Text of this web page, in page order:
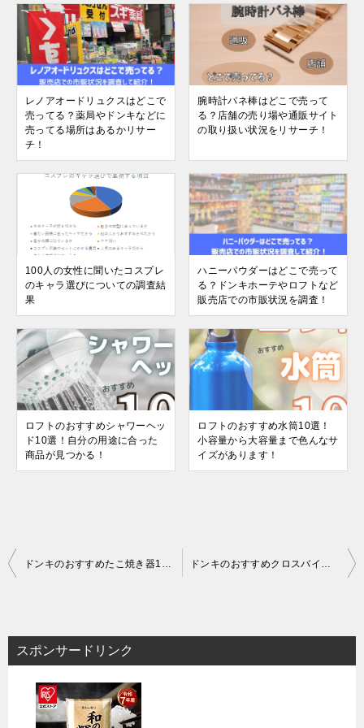
レノアオードリュクスはどこで
売ってる？薬局やドンキなどに
売ってる場所はあるかリサー
チ！
腕時計バネ棒はどこで売って
る？店舗の売り場や通販サイト
の取り扱い状況をリサーチ！
100人の女性に聞いたコスプレ
のキャラ選びについての調査結
果
ハニーパウダーはどこで売って
る？ドンキホーテやロフトなど
販売店での市販状況を調査！
ロフトのおすすめシャワーヘッ
ド10選！自分の用途に合った
商品が見つかる！
ロフトのおすすめ水筒10選！
小容量から大容量まで色んなサ
イズがあります！
投
ビ
ゲ
スポンサードリンク